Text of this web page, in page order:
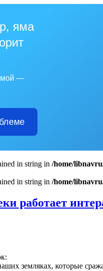
яма
—
in string in /home/
in string in /home/
работает
земляках, которые